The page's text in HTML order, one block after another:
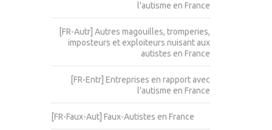
l'autisme en France
[FR-Autr] Autres magouilles, tromperies,
imposteurs et exploiteurs nuisant aux
autistes en France
[FR-Entr] Entreprises en rapport avec
l'autisme en France
[FR-Faux-Aut] Faux-Autistes en France